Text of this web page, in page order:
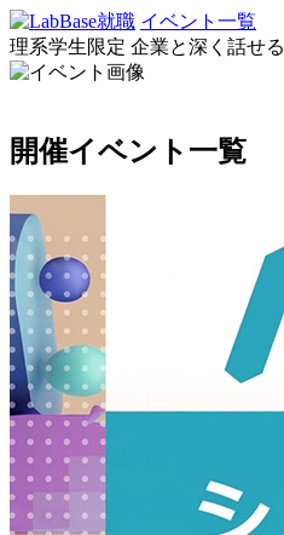
イベント一覧
理系学生限定 企業と深く話せる
開催イベント一覧